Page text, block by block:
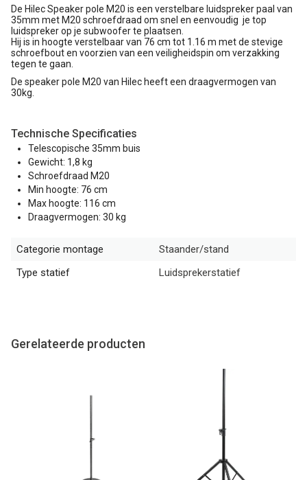
De Hilec Speaker pole M20 is een verstelbare luidspreker paal van
35mm met M20 schroefdraad om snel en eenvoudig je top
luidspreker op je subwoofer te plaatsen.
Hij is in hoogte verstelbaar van 76 cm tot 1.16 m met de stevige
schroefbout en voorzien van een veiligheidspin om verzakking
tegen te gaan.
De speaker pole M20 van Hilec heeft een draagvermogen van
30kg.
Technische Specificaties
Telescopische 35mm buis
Gewicht: 1,8 kg
Schroefdraad M20
Min hoogte: 76 cm
Max hoogte: 116 cm
Draagvermogen: 30 kg
Categorie montage
Staander/stand
Type statief
Luidsprekerstatief
Gerelateerde producten